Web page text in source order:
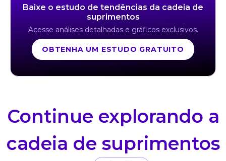
Baixe o estudo de tendências da cadeia de
suprimentos
Acesse análises detalhadas e gráficos exclusivos.
OBTENHA UM ESTUDO GRATUITO
Continue explorando a
cadeia de suprimentos